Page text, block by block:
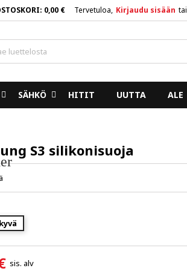
Tervetuloa, Kirjaudu sisään tai
0,00 €
SÄHKÖ HITIT UUTTA ALE
S3 silikonisuoja
sis. alv
×
×
×